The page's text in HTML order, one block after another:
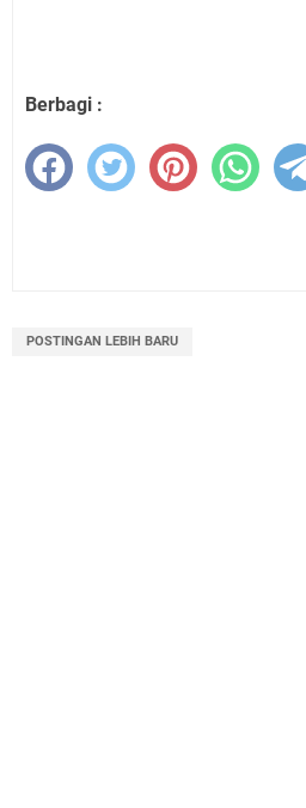
Berbagi :
POSTINGAN LEBIH BARU